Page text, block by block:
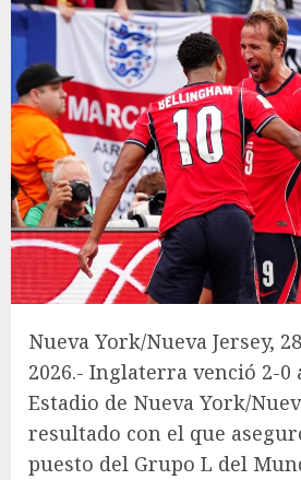
Nueva York/Nueva Jersey,
2026.- Inglaterra venció 2-0
Estadio de Nueva York/
resultado con el que
puesto del Grupo L del